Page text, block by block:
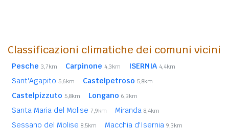
Classificazioni climatiche dei comuni vicini
Pesche 3,7km Carpinone 4,3km ISERNIA 4,4km
Sant'Agapito 5,6km Castelpetroso 5,8km
Castelpizzuto 5,8km Longano 6,3km
Santa Maria del Molise 7,9km Miranda 8,4km
Sessano del Molise 8,5km Macchia d'Isernia 9,3km